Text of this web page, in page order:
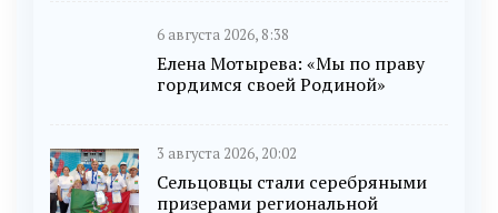
6 августа 2026, 8:38
Елена Мотырева: «Мы по праву
гордимся своей Родиной»
3 августа 2026, 20:02
Сельцовцы стали серебряными
призерами региональной